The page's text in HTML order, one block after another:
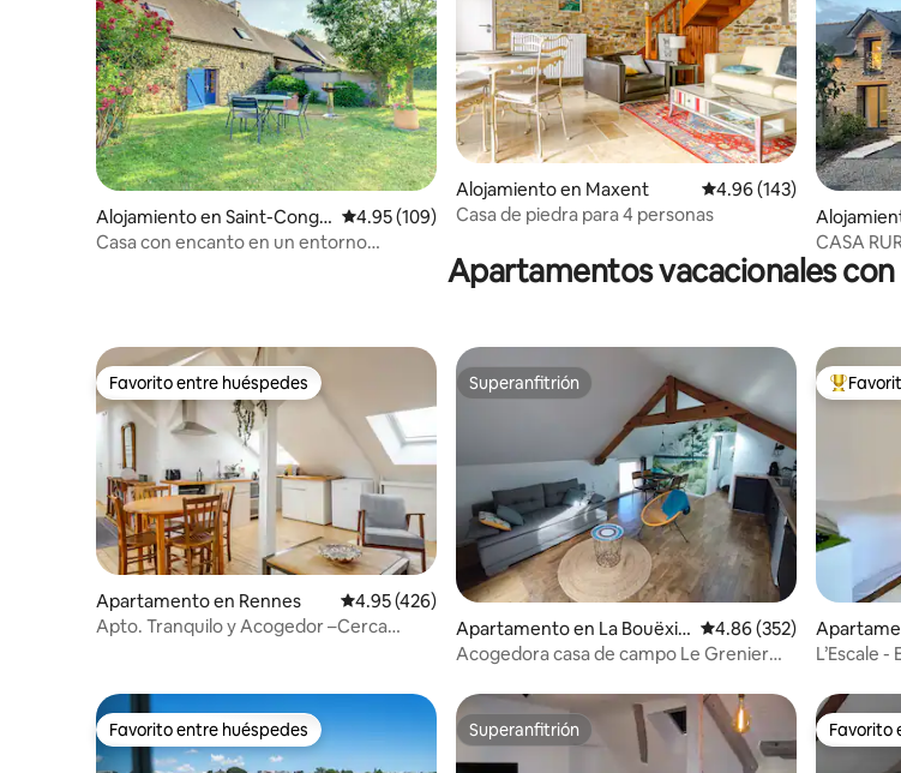
Alojamiento en Saint-Conga
rd
Calificación promedio: 4.95 de 5, 109 reseñas
4.95 (109)
Casa con encanto en un entorno
Alojamiento en Maxent Calificación promedio:
4.96 (143)
Casa de piedra para 4 personas
CASA
Apartamentos vacacionales
Favorito entre huéspedes
Favorito entre huéspedes
Apartamento en Rennes Calificación promedio: 4.95 de 5, 426 reseñas
4.95 (426)
Apto. Tranquilo y Acogedor –Cerca
Superanfitrión
Superanfitrión
Apartamento en La Bouëxiè
re
Calificación promedio:
4.86 (352)
Acogedora casa de campo Le Grenier
Favorito
L’Escale
Favorito entre huéspedes
Favorito entre huéspedes Superanfitrión
Superanfitrión Favorito
Favorito